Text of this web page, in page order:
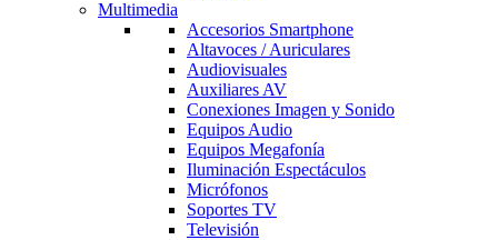
Multimedia
Accesorios Smartphone
Altavoces / Auriculares
Audiovisuales
Auxiliares AV
Conexiones Imagen y Sonido
Equipos Audio
Equipos Megafonía
Iluminación Espectáculos
Micrófonos
Soportes TV
Televisión